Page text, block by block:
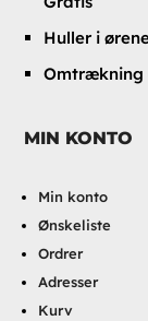
Huller i
Omtrækning
MIN KONTO
Min konto
Ønskeliste
Ordrer
Adresser
Kurv